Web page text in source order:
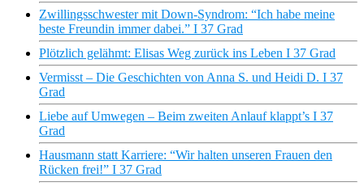
Zwillingsschwester mit Down-Syndrom: “Ich habe meine
beste Freundin immer dabei.” I 37 Grad
Plötzlich gelähmt: Elisas Weg zurück ins Leben I 37 Grad
Vermisst – Die Geschichten von Anna S. und Heidi D. I 37
Grad
Liebe auf Umwegen – Beim zweiten Anlauf klappt’s I 37
Grad
Hausmann statt Karriere: “Wir halten unseren Frauen den
Rücken frei!” I 37 Grad